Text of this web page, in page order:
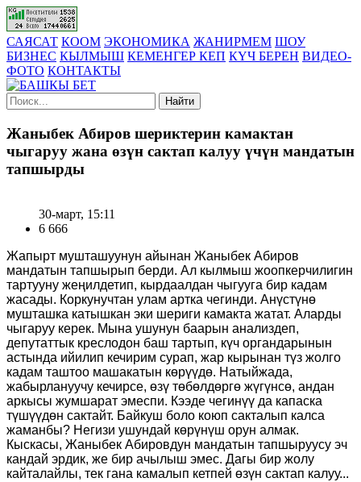
САЯСАТ КООМ ЭКОНОМИКА ЖАНИРМЕМ ШОУ
БИЗНЕС КЫЛМЫШ КЕМЕНГЕР КЕП КҮЧ БЕРЕН ВИДЕО-
ФОТО КОНТАКТЫ
Найти
Жаныбек Абиров шериктерин камактан
чыгаруу жана өзүн сактап калуу үчүн мандатын
тапшырды
30-март, 15:11
6 666
Жапырт мушташуунун айынан Жаныбек Абиров
мандатын тапшырып берди. Ал кылмыш жоопкерчилигин
тартууну жеңилдетип, кырдаалдан чыгууга бир кадам
жасады. Коркунучтан улам артка чегинди. Анүстүнө
мушташка катышкан эки шериги камакта жатат. Аларды
чыгаруу керек. Мына ушунун баарын анализдеп,
депутаттык креслодон баш тартып, күч органдарынын
астында ийилип кечирим сурап, жар кырынан түз жолго
кадам таштоо машакатын көрүүдө. Натыйжада,
жабырлануучу кечирсе, өзү төбөлдөргө жүгүнсө, андан
аркысы жумшарат эмеспи. Кээде чегинүү да капаска
түшүүдөн сактайт. Байкуш боло коюп сакталып калса
жаманбы? Негизи ушундай көрүнүш орун алмак.
Кыскасы, Жаныбек Абировдун мандатын тапшыруусу эч
кандай эрдик, же бир ачылыш эмес. Дагы бир жолу
кайталайлы, тек гана камалып кетпей өзүн сактап калуу...